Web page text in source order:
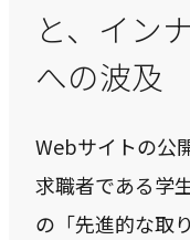
と、イン
への波及
Webサイトの公
求職者である学
の「先進的な取